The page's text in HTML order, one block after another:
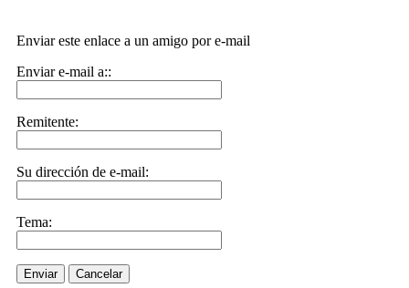
Enviar este enlace a un amigo por e-mail
Enviar e-mail a::
Remitente:
Su dirección de e-mail:
Tema:
Enviar Cancelar